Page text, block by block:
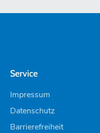
Service
Impressum
Datenschutz
Barrierefreiheit